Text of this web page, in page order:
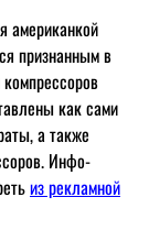
американкой
признанным в
как сами
а также
Инфо-
из рекламной